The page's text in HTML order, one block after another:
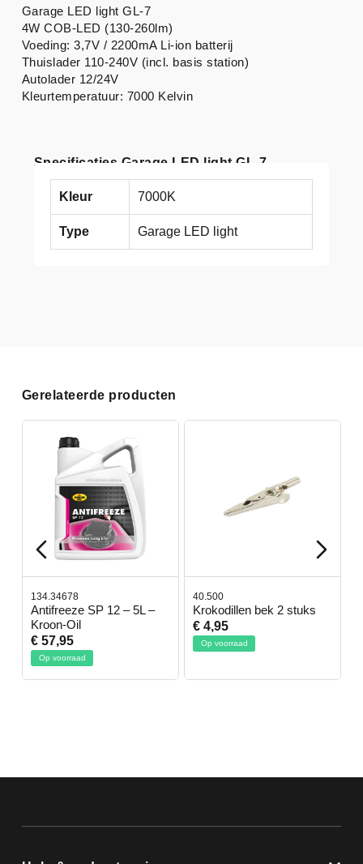
Specificaties Garage LED light GL-7
Kleur 7000K
Type Garage LED light
Garage LED light GL-7
4W COB-LED (130-260lm)
Voeding: 3,7V / 2200mA Li-ion batterij
Thuislader 110-240V (incl. basis station)
Autolader 12/24V
Kleurtemperatuur: 7000 Kelvin
Gerelateerde producten
134.34678
Antifreeze SP 12 – 5L –
Kroon-Oil
€ 57,95
Op voorraad
40.500
Krokodillen bek 2 stuks
€ 4,95
Op voorraad